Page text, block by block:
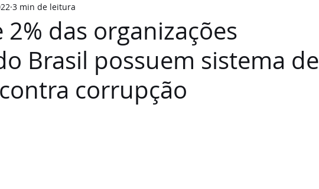
LGPD
2% das organizações
Brasil possuem sistema de
corrupção
3 min de leitura